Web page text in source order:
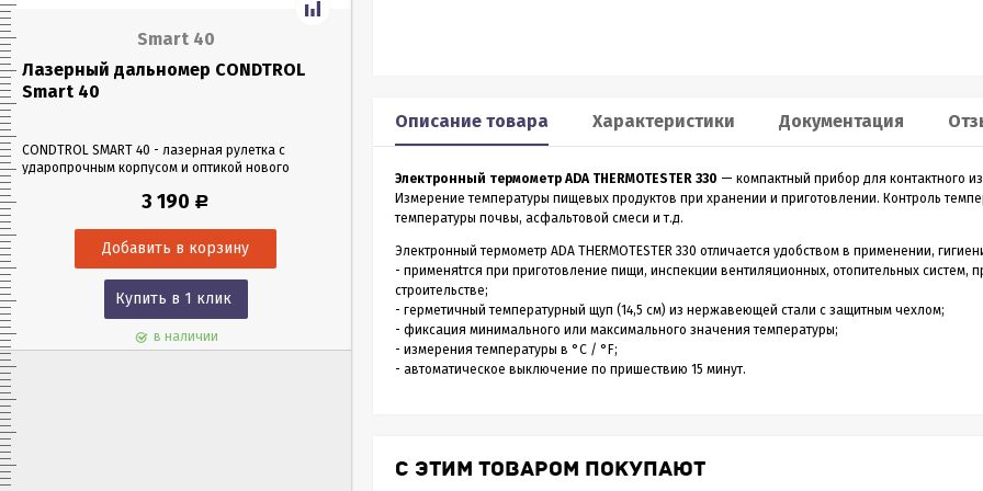
Smart 40
Лазерный дальномер CONDTROL
Smart 40
CONDTROL SMART 40 - лазерная рулетка с
ударопрочным корпусом и оптикой нового
в любых условиях освещения. Позволяет
помещениях на расстоянии до 40 м.
3 190 Р
Купить в 1 клик
в наличии
CONDTROL SMART 60 – лазерный дальномер, в
Лазерная рулетка работает на расстоянии от
0,05 до 60 метров даже на улице. Погрешность
измерения – всего 1,5 мм
3 990Р
Купить в 1 клик
в наличии
Лазерный дальномер CONDTROL XP2 –
старшая модель дальномера XP1.
измерений до 70 метров, точность 1,5 мм.
Новинка обладает дополнительным
измерения угла наклона, которая на
всего одного замера позволяет
4 390Р
Описание товара Характеристики Документация
Электронный термометр ADA THERMOTESTER 330 — компактный прибор для контактного
Измерение температуры пищевых продуктов при хранении и приготовлении. Контроль
температуры почвы, асфальтовой смеси и т.д.
Электронный термометр ADA THERMOTESTER 330 отличается удобством в применении,
- применяtтся при приготовление пищи, инспекции вентиляционных, отопительных систем,
строительстве;
- герметичный температурный щуп (14,5 см) из нержавеющей стали с защитным чехлом;
- фиксация минимального или максимального значения температуры;
- измерения температуры в °С / °F;
- автоматическое выключение по пришествию 15 минут.
С ЭТИМ ТОВАРОМ ПОКУПАЮТ